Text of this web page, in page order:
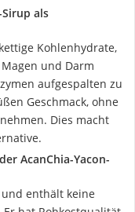
als
Kohlenhydrate,
und Darm
aufgespalten zu
Geschmack, ohne
Dies macht
AcanChia-Yacon-
enthält keine